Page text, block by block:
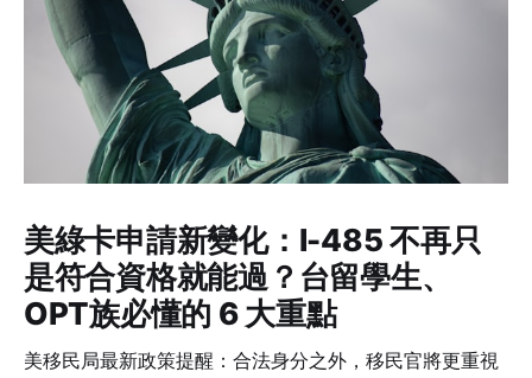
美綠卡申請新變化：I-485 不再只
是符合資格就能過？台留學生、
OPT族必懂的 6 大重點
美移民局最新政策提醒：合法身分之外，移民官將更重視